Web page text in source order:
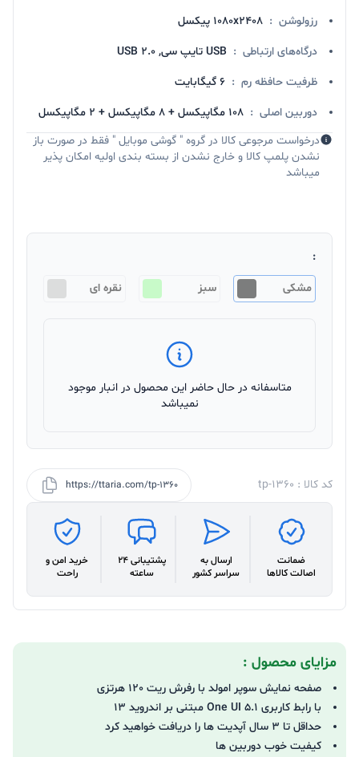
رزولوشن : 1080x2408 پیکسل
درگاه‌های ارتباطی : USB تایپ سی, USB 2.0
ظرفیت حافظه رم : 6 گیگابایت
دوربین اصلی : 108 مگاپیکسل + 8 مگاپیکسل + 2 مگاپیکسل
درخواست مرجوعی کالا در گروه " گوشی موبایل " فقط در صورت باز
نشدن پلمپ کالا و خارج نشدن از بسته بندی اولیه امکان پذیر
میباشد
:
مشکی سبز نقره ای
متاسفانه در حال حاضر این محصول در انبار موجود
نمیباشد
کد کالا : tp-1360 https://ttaria.com/tp-1360
ضمانت
اصالت کالاها
ارسال به
سراسر کشور
پشتیبانی 24
ساعته
خرید امن و
راحت
مزایای محصول :
صفحه نمایش سوپر امولد با رفرش ریت 120 هرتزی
با رابط کاربری One UI 5.1 مبتنی بر اندروید 13
حداقل تا 3 سال آپدیت ها را دریافت خواهید کرد
کیفیت خوب دوربین ها